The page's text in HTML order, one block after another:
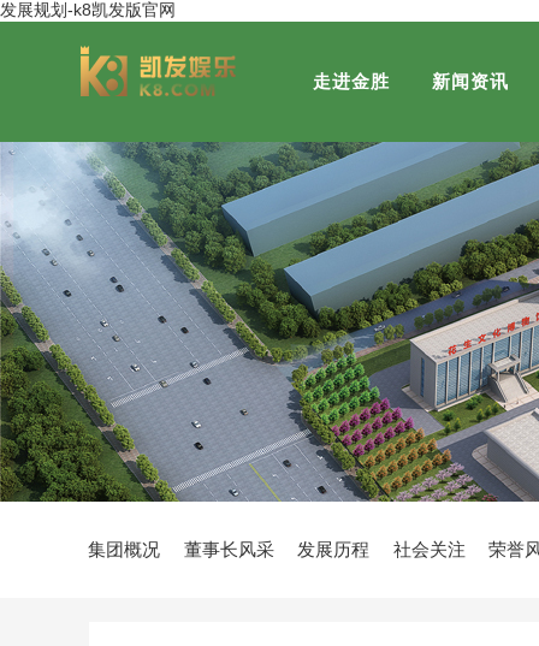
发展规划-k8凯发版官网
走进金胜
集团概况 董事长风采 发展历程 社会关注 荣
新闻资讯
金胜粮油 金胜营销分公司 金福粮油
集团概况 董事长风采 发展历程 社会关注 荣誉